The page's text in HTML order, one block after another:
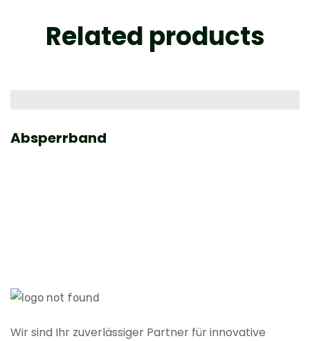
Related products
Absperrband
Wir sind Ihr zuverlässiger Partner für innovative